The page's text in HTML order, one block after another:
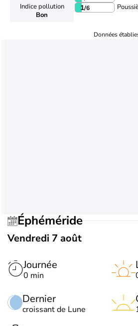
Indice pollution
Bon
1/6
Données
Éphéméride
Vendredi 7 août
Journée
0 min
Dernier
croissant de Lune